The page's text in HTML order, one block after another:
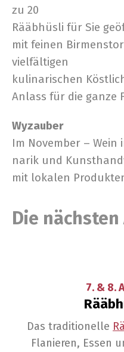
zu 20
Rääb­hüs­li für Sie
mit fei­nen
vielfältigen
kuli­na­ri­schen
Anlass für die gan­ze
Wyzau­ber
Im Novem­ber –
na­rik und
mit loka­len
Die näch­sten
7. & 8.
Das tra­di­tio­nel­le
Fla­nie­ren, Essen